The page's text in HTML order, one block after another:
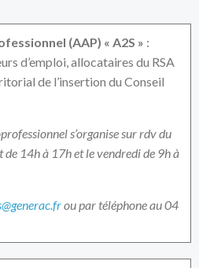
(AAP) « A2S » :
d’emploi, allocataires du RSA
de l’insertion du Conseil
s’organise sur rdv du
14h à 17h et le vendredi de 9h à
ou par téléphone au 04